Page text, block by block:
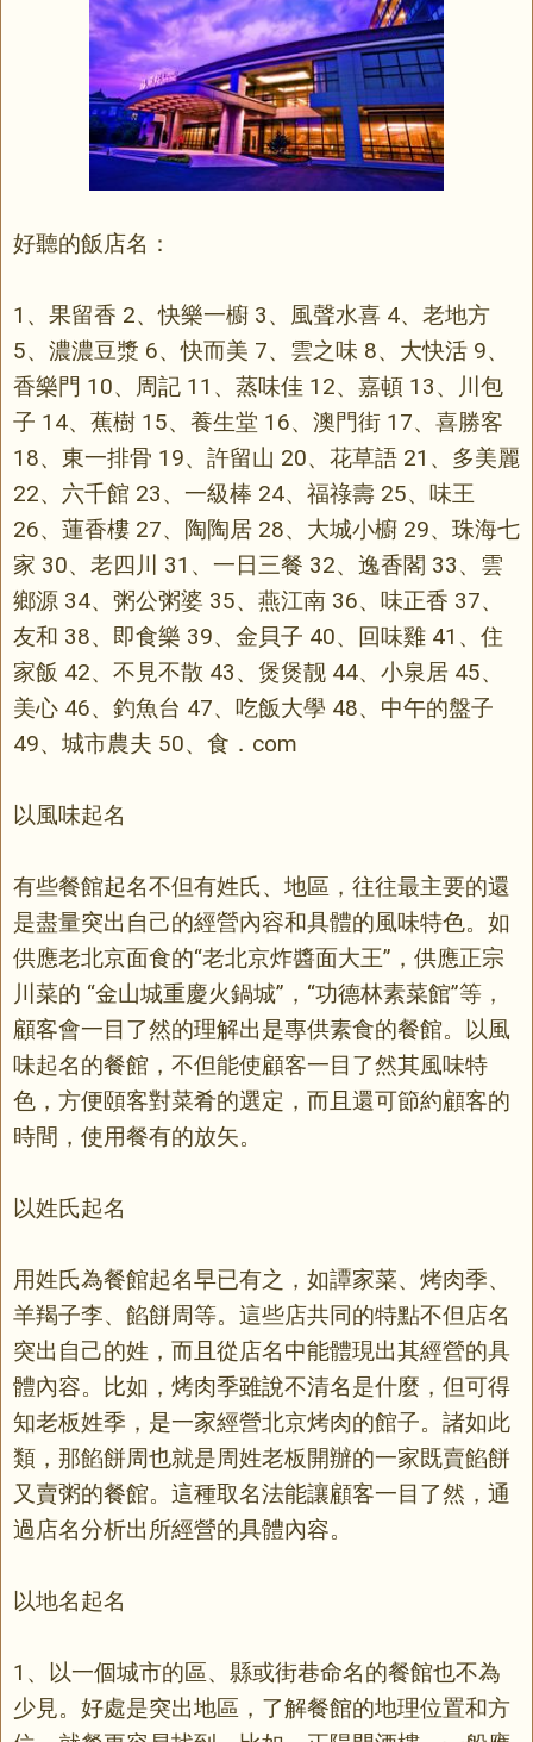
好聽的飯店名：
1、果留香 2、快樂一櫥 3、風聲水喜 4、老地方
5、濃濃豆漿 6、快而美 7、雲之味 8、大快活 9、
香樂門 10、周記 11、蒸味佳 12、嘉頓 13、川包
子 14、蕉樹 15、養生堂 16、澳門街 17、喜勝客
18、東一排骨 19、許留山 20、花草語 21、多美麗
22、六千館 23、一級棒 24、福祿壽 25、味王
26、蓮香樓 27、陶陶居 28、大城小櫥 29、珠海七
家 30、老四川 31、一日三餐 32、逸香閣 33、雲
鄉源 34、粥公粥婆 35、燕江南 36、味正香 37、
友和 38、即食樂 39、金貝子 40、回味雞 41、住
家飯 42、不見不散 43、煲煲靓 44、小泉居 45、
美心 46、釣魚台 47、吃飯大學 48、中午的盤子
49、城市農夫 50、食．com
以風味起名
有些餐館起名不但有姓氏、地區，往往最主要的還
是盡量突出自己的經營內容和具體的風味特色。如
供應老北京面食的“老北京炸醬面大王”，供應正宗
川菜的 “金山城重慶火鍋城”，“功德林素菜館”等，
顧客會一目了然的理解出是專供素食的餐館。以風
味起名的餐館，不但能使顧客一目了然其風味特
色，方便頤客對菜肴的選定，而且還可節約顧客的
時間，使用餐有的放矢。
以姓氏起名
用姓氏為餐館起名早已有之，如譚家菜、烤肉季、
羊羯子李、餡餅周等。這些店共同的特點不但店名
突出自己的姓，而且從店名中能體現出其經營的具
體內容。比如，烤肉季雖說不清名是什麼，但可得
知老板姓季，是一家經營北京烤肉的館子。諸如此
類，那餡餅周也就是周姓老板開辦的一家既賣餡餅
又賣粥的餐館。這種取名法能讓顧客一目了然，通
過店名分析出所經營的具體內容。
以地名起名
1、以一個城市的區、縣或街巷命名的餐館也不為
少見。好處是突出地區，了解餐館的地理位置和方